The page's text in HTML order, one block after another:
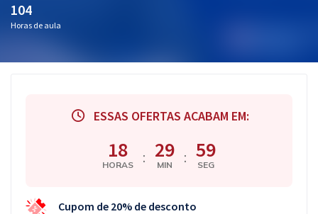
104
Horas de aula
ESSAS OFERTAS ACABAM EM:
18
HORAS : 29
MIN : 58
SEG
Cupom de 20% de desconto